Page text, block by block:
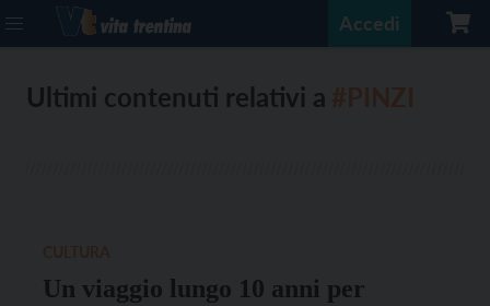
Accedi
Ultimi contenuti relativi a
Un viaggio lungo 10 anni per